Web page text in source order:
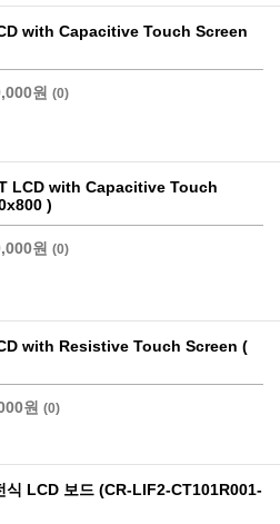
with Capacitive Touch Screen
원 (0)
LCD with Capacitive Touch
)
원 (0)
with Resistive Touch Screen (
원 (0)
식 LCD 보드 (CR-LIF2-CT101R001-